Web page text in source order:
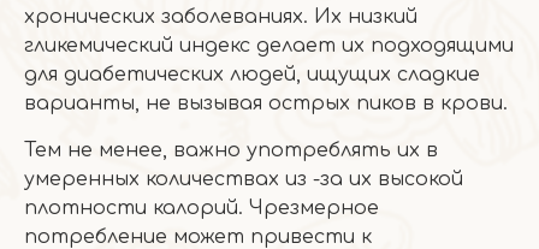
хронических заболеваниях. Их низкий
гликемический индекс делает их подходящими
для диабетических людей, ищущих сладкие
варианты, не вызывая острых пиков в крови.
Тем не менее, важно употреблять их в
умеренных количествах из -за их высокой
плотности калорий. Чрезмерное
потребление может привести к